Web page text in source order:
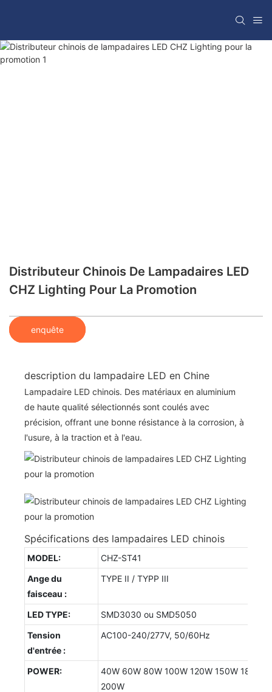
Distributeur Chinois De Lampadaires LED
CHZ Lighting Pour La Promotion
enquête
description du lampadaire LED en Chine
Lampadaire LED chinois. Des matériaux en aluminium
de haute qualité sélectionnés sont coulés avec
précision, offrant une bonne résistance à la corrosion, à
l'usure, à la traction et à l'eau.
Spécifications des lampadaires LED chinois
MODEL:
CHZ-ST41
Ange du
faisceau :
TYPE II / TYPP III
LED TYPE:
SMD3030 ou SMD5050
Tension
d'entrée :
AC100-240/277V, 50/60Hz
POWER:
40W 60W 80W 100W 120W 150W 180W
200W